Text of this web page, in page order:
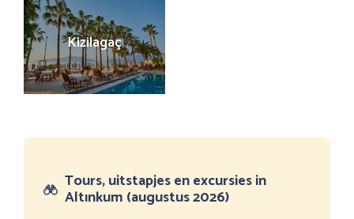
Kizilagaç
Tours, uitstapjes en excursies in
Altınkum (augustus 2026)